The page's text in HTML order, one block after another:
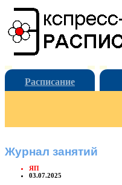
Расписание
Журнал занятий
ЯП
03.07.2025